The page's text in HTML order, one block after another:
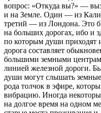
вопрос: «Откуда вы?» —
и на Земле. Один — из
третий — из Лондона. Это
на больших дорогах, ибо и
по которым души приходят
дорога составляет
большими земными
линией железной дороги.
души могут слышать
рода толчок в эфире,
вибрацию. Иногда
на долгое время на одном